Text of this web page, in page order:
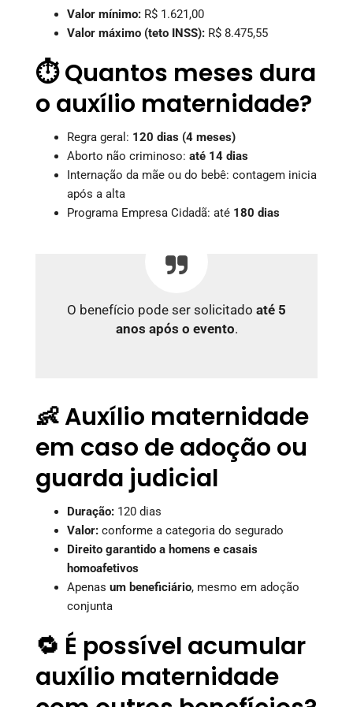
Valor mínimo: R$ 1.621,00
Valor máximo (teto INSS): R$ 8.475,55
⏱️ Quantos meses dura
o auxílio maternidade?
Regra geral: 120 dias (4 meses)
Aborto não criminoso: até 14 dias
Internação da mãe ou do bebê: contagem inicia
após a alta
Programa Empresa Cidadã: até 180 dias
O benefício pode ser solicitado até 5
anos após o evento.
👶 Auxílio maternidade
em caso de adoção ou
guarda judicial
Duração: 120 dias
Valor: conforme a categoria do segurado
Direito garantido a homens e casais
homoafetivos
Apenas um beneficiário, mesmo em adoção
conjunta
🔁 É possível acumular
auxílio maternidade